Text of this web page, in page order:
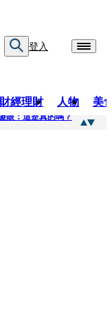
登入
財經理財 人物 美
眼：這是真的嗎？